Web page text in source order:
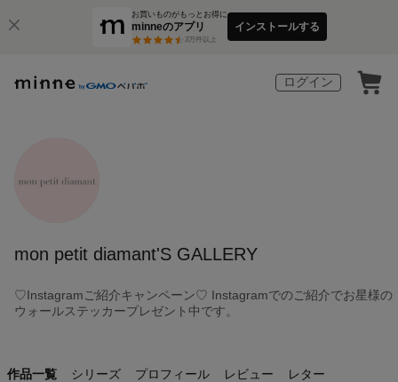
お買いものがもっとお得に
minneのアプリ
3万件以上
インストールする
ログイン
mon petit diamant'S GALLERY
♡Instagramご紹介キャンペーン♡ Instagramでのご紹介でお星様の
ウォールステッカープレゼント中です。
作品一覧 シリーズ プロフィール レビュー レター